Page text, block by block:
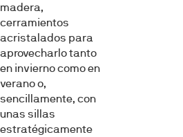
madera,
cerramientos
acristalados para
aprovecharlo tanto
en invierno como en
verano o,
sencillamente, con
unas sillas
estratégicamente